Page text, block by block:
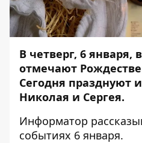
В четверг, 6 января,
отмечают
Сегодня празднуют
Николая и Сергея.
Информатор
событиях 6 января.